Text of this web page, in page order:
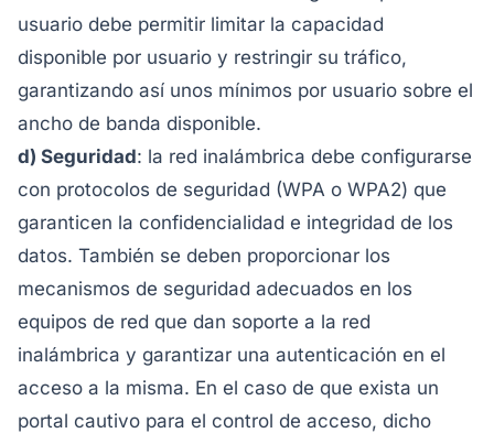
usuario debe permitir limitar la capacidad
disponible por usuario y restringir su tráfico,
garantizando así unos mínimos por usuario sobre el
ancho de banda disponible.
d) Seguridad: la red inalámbrica debe configurarse
con protocolos de seguridad (WPA o WPA2) que
garanticen la confidencialidad e integridad de los
datos. También se deben proporcionar los
mecanismos de seguridad adecuados en los
equipos de red que dan soporte a la red
inalámbrica y garantizar una autenticación en el
acceso a la misma. En el caso de que exista un
portal cautivo para el control de acceso, dicho